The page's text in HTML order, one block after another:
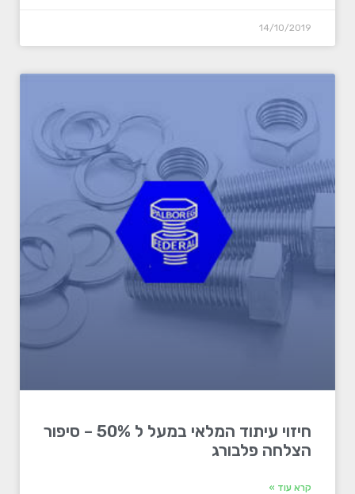
14/10/2019
חיזוי עיתוד המלאי במעל ל 50% – סיפור
הצלחה פלבורג
קרא עוד »